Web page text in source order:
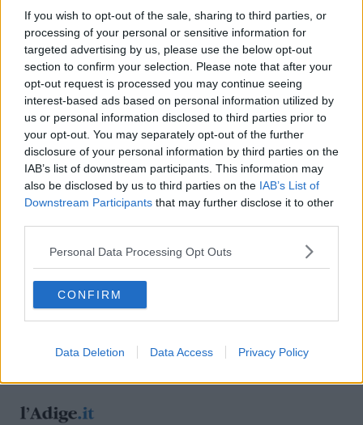
If you wish to opt-out of the sale, sharing to third parties, or
processing of your personal or sensitive information for
targeted advertising by us, please use the below opt-out
section to confirm your selection. Please note that after your
opt-out request is processed you may continue seeing
interest-based ads based on personal information utilized by
us or personal information disclosed to third parties prior to
your opt-out. You may separately opt-out of the further
disclosure of your personal information by third parties on the
IAB’s list of downstream participants. This information may
also be disclosed by us to third parties on the IAB’s List of
Downstream Participants that may further disclose it to other
Personal Data Processing Opt Outs
CONFIRM
Data Deletion Data Access Privacy Policy
Rotaliana
Valle
dei
Laghi
Valsugana
Primiero
Vallagarina
Fassa
Rendena
Dolomiti
LEGGI ONLINE